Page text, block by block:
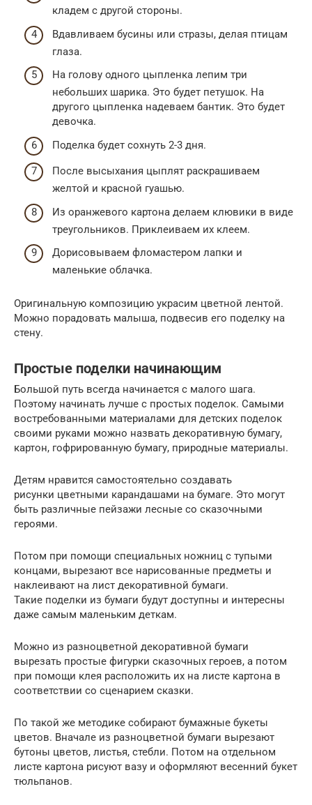
кладем с другой стороны.
Вдавливаем бусины или стразы, делая птицам
глаза.
На голову одного цыпленка лепим три
небольших шарика. Это будет петушок. На
другого цыпленка надеваем бантик. Это будет
девочка.
Поделка будет сохнуть 2-3 дня.
После высыхания цыплят раскрашиваем
желтой и красной гуашью.
Из оранжевого картона делаем клювики в виде
треугольников. Приклеиваем их клеем.
Дорисовываем фломастером лапки и
маленькие облачка.
Оригинальную композицию украсим цветной лентой.
Можно порадовать малыша, подвесив его поделку на
стену.
Простые поделки начинающим
Большой путь всегда начинается с малого шага.
Поэтому начинать лучше с простых поделок. Самыми
востребованными материалами для детских поделок
своими руками можно назвать декоративную бумагу,
картон, гофрированную бумагу, природные материалы.
Детям нравится самостоятельно создавать
рисунки цветными карандашами на бумаге. Это могут
быть различные пейзажи лесные со сказочными
героями.
Потом при помощи специальных ножниц с тупыми
концами, вырезают все нарисованные предметы и
наклеивают на лист декоративной бумаги.
Такие поделки из бумаги будут доступны и интересны
даже самым маленьким деткам.
Можно из разноцветной декоративной бумаги
вырезать простые фигурки сказочных героев, а потом
при помощи клея расположить их на листе картона в
соответствии со сценарием сказки.
По такой же методике собирают бумажные букеты
цветов. Вначале из разноцветной бумаги вырезают
бутоны цветов, листья, стебли. Потом на отдельном
листе картона рисуют вазу и оформляют весенний букет
тюльпанов.